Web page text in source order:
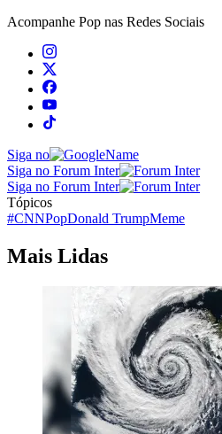
Acompanhe Pop nas Redes Sociais
Siga no
Siga no Forum Inter
Siga no Forum Inter
Tópicos
#CNNPopDonald TrumpMeme
Mais Lidas